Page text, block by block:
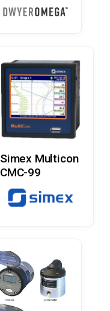
Læs Mere
Simex Multicon
CMC-99